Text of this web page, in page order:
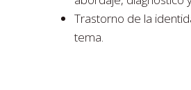
Trastorno de la
tema.